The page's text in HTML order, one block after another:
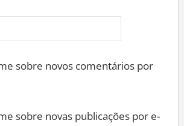
sobre novos comentários por
sobre novas publicações por e-